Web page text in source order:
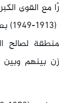
مع القوى
حكم
لصالح
بينهم وبين